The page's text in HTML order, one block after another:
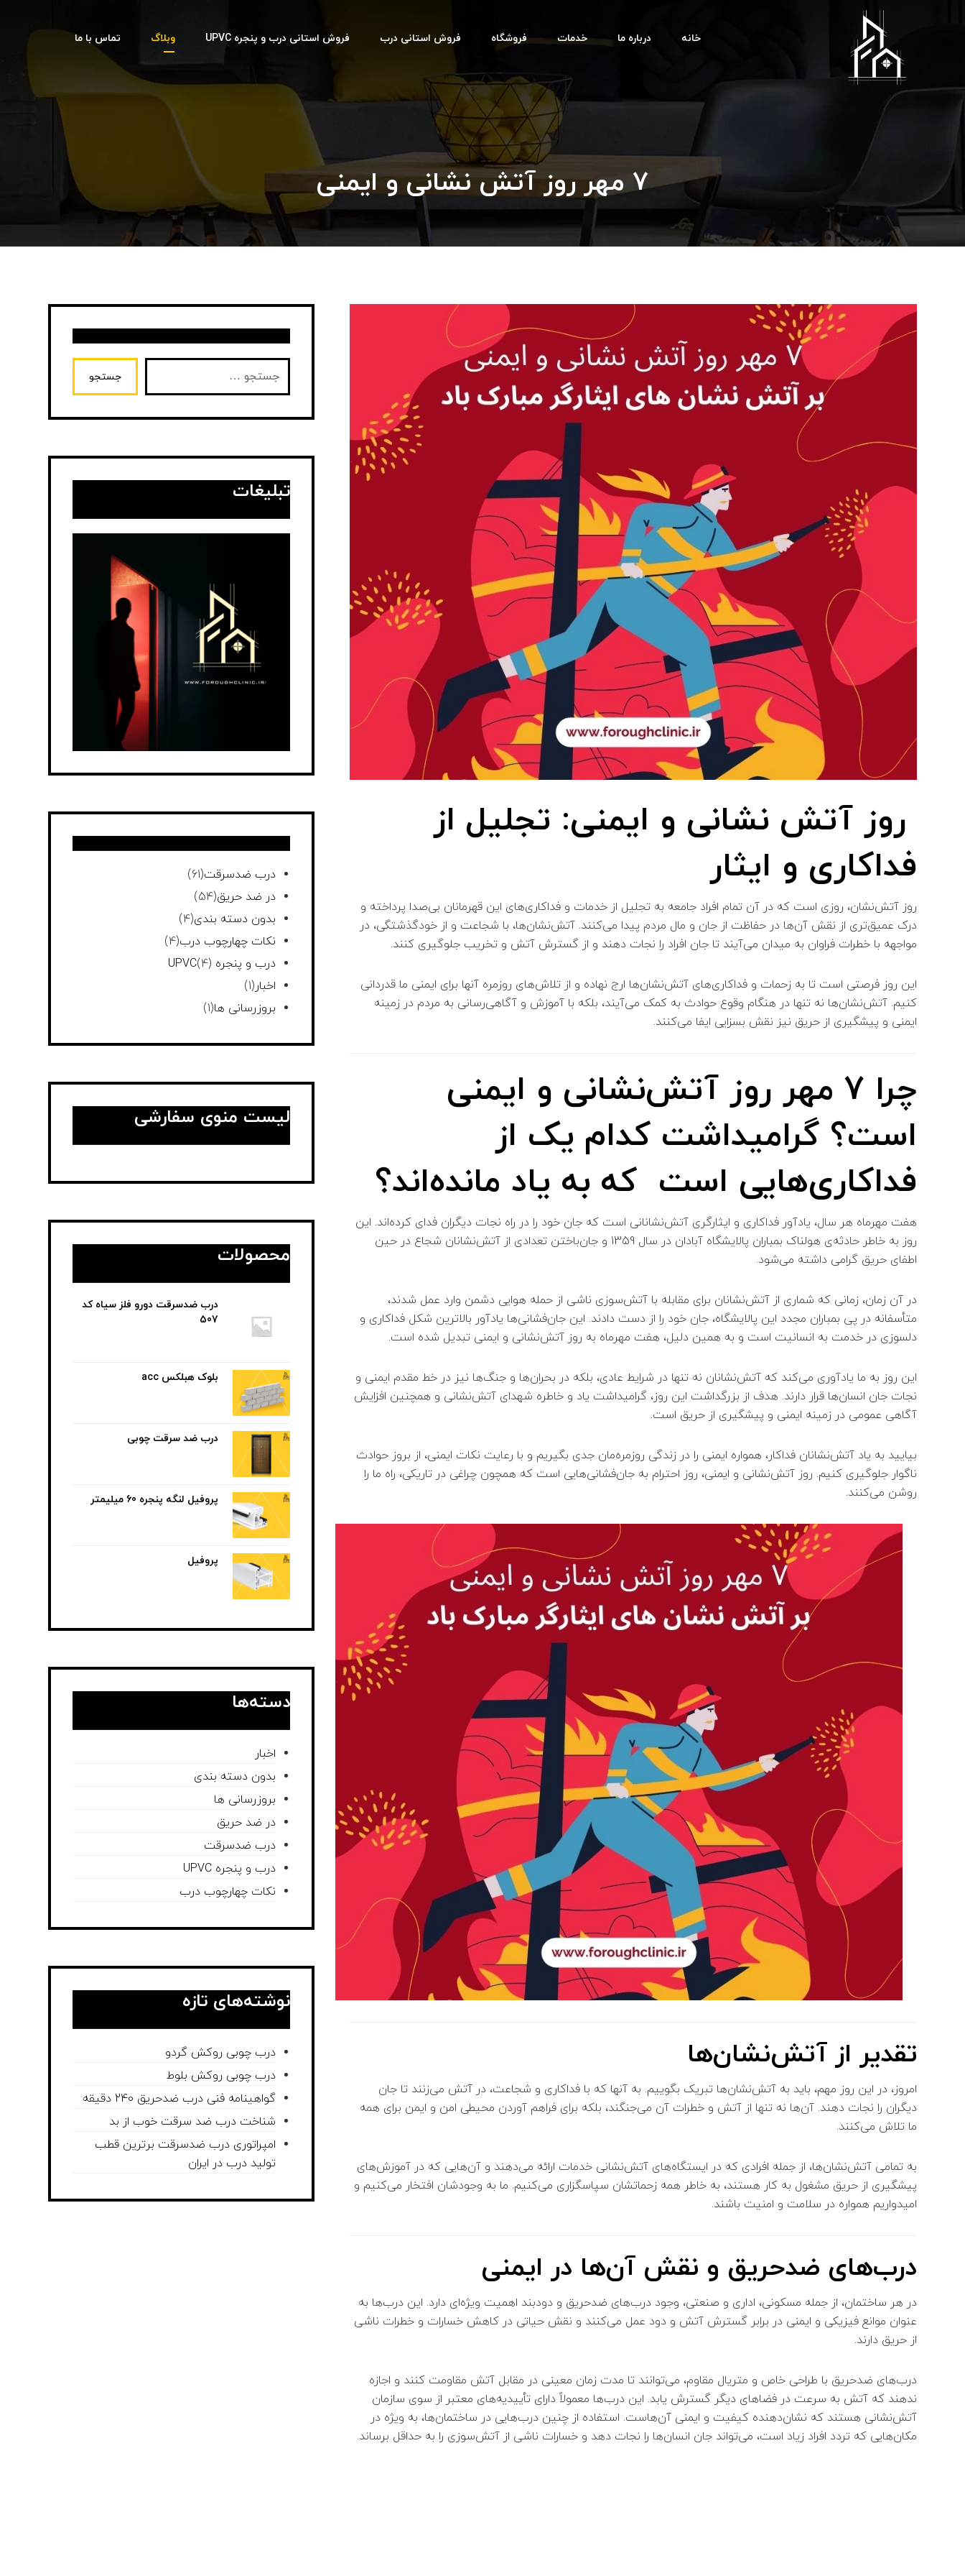
خانه درباره ما خدمات فروشگاه فروش استانی درب فروش استانی درب و پنجره UPVC وبلاگ تماس با ما
۷ مهر روز آتش نشانی و ایمنی
روز آتش نشانی و ایمنی: تجلیل از
فداکاری و ایثار
روز آتش‌نشان، روزی است که در آن تمام افراد جامعه به تجلیل از خدمات و فداکاری‌های این قهرمانان بی‌صدا پرداخته و
درک عمیق‌تری از نقش آن‌ها در حفاظت از جان و مال مردم پیدا می‌کنند. آتش‌نشان‌ها، با شجاعت و از خودگذشتگی، در
مواجهه با خطرات فراوان به میدان می‌آیند تا جان افراد را نجات دهند و از گسترش آتش و تخریب جلوگیری کنند.
این روز فرصتی است تا به زحمات و فداکاری‌های آتش‌نشان‌ها ارج نهاده و از تلاش‌های روزمره آنها برای ایمنی ما قدردانی
کنیم. آتش‌نشان‌ها نه تنها در هنگام وقوع حوادث به کمک می‌آیند، بلکه با آموزش و آگاهی‌رسانی به مردم در زمینه
ایمنی و پیشگیری از حریق نیز نقش بسزایی ایفا می‌کنند.
چرا 7 مهر روز آتش‌نشانی و ایمنی
است؟ گرامیداشت کدام یک از
فداکاری‌هایی است که به یاد مانده‌اند؟
هفت مهرماه هر سال، یادآور فداکاری و ایثارگری آتش‌نشانانی است که جان خود را در راه نجات دیگران فدای کرده‌اند. این
روز به خاطر حادثه‌ی هولناک بمباران پالایشگاه آبادان در سال 1359 و جان‌باختن تعدادی از آتش‌نشانان شجاع در حین
اطفای حریق گرامی داشته می‌شود.
در آن زمان، زمانی که شماری از آتش‌نشانان برای مقابله با آتش‌سوزی ناشی از حمله هوایی دشمن وارد عمل شدند،
متأسفانه در پی بمباران مجدد این پالایشگاه، جان خود را از دست دادند. این جان‌فشانی‌ها یادآور بالاترین شکل فداکاری و
دلسوزی در خدمت به انسانیت است و به همین دلیل، هفت مهرماه به روز آتش‌نشانی و ایمنی تبدیل شده است.
این روز به ما یادآوری می‌کند که آتش‌نشانان نه تنها در شرایط عادی، بلکه در بحران‌ها و جنگ‌ها نیز در خط مقدم ایمنی و
نجات جان انسان‌ها قرار دارند. هدف از بزرگداشت این روز، گرامیداشت یاد و خاطره شهدای آتش‌نشانی و همچنین افزایش
آگاهی عمومی در زمینه ایمنی و پیشگیری از حریق است.
بیایید به یاد آتش‌نشانان فداکار، همواره ایمنی را در زندگی روزمره‌مان جدی بگیریم و با رعایت نکات ایمنی، از بروز حوادث
ناگوار جلوگیری کنیم. روز آتش‌نشانی و ایمنی، روز احترام به جان‌فشانی‌هایی است که همچون چراغی در تاریکی، راه ما را
روشن می‌کنند.
تقدیر از آتش‌نشان‌ها
امروز، در این روز مهم، باید به آتش‌نشان‌ها تبریک بگوییم. به آنها که با فداکاری و شجاعت، در آتش می‌زنند تا جان
دیگران را نجات دهند. آن‌ها نه تنها از آتش و خطرات آن می‌جنگند، بلکه برای فراهم آوردن محیطی امن و ایمن برای همه
ما تلاش می‌کنند.
به تمامی آتش‌نشان‌ها، از جمله افرادی که در ایستگاه‌های آتش‌نشانی خدمات ارائه می‌دهند و آن‌هایی که در آموزش‌های
پیشگیری از حریق مشغول به کار هستند، به خاطر همه زحماتشان سپاسگزاری می‌کنیم. ما به وجودشان افتخار می‌کنیم و
امیدواریم همواره در سلامت و امنیت باشند.
درب‌های ضدحریق و نقش آن‌ها در ایمنی
در هر ساختمان، از جمله مسکونی، اداری و صنعتی، وجود درب‌های ضدحریق و دودبند اهمیت ویژه‌ای دارد. این درب‌ها به
عنوان موانع فیزیکی و ایمنی در برابر گسترش آتش و دود عمل می‌کنند و نقش حیاتی در کاهش خسارات و خطرات ناشی
از حریق دارند.
درب‌های ضدحریق با طراحی خاص و متریال مقاوم، می‌توانند تا مدت زمان معینی در مقابل آتش مقاومت کنند و اجازه
ندهند که آتش به سرعت در فضاهای دیگر گسترش یابد. این درب‌ها معمولاً دارای تأییدیه‌های معتبر از سوی سازمان
آتش‌نشانی هستند که نشان‌دهنده کیفیت و ایمنی آن‌هاست. استفاده از چنین درب‌هایی در ساختمان‌ها، به ویژه در
مکان‌هایی که تردد افراد زیاد است، می‌تواند جان انسان‌ها را نجات دهد و خسارات ناشی از آتش‌سوزی را به حداقل برساند.
جستجو
تبلیغات
درب ضدسرقت(61)
در ضد حریق(54)
بدون دسته بندی(4)
نکات چهارچوب درب(4)
درب و پنجره UPVC (4)
اخبار(1)
بروزرسانی ها(1)
لیست منوی سفارشی
محصولات
درب ضدسرقت دورو فلز سیاه کد
507
بلوک هبلکس acc
درب ضد سرقت چوبی
پروفیل لنگه پنجره 60 میلیمتر
پروفیل
دسته‌ها
اخبار
بدون دسته بندی
بروزرسانی ها
در ضد حریق
درب ضدسرقت
درب و پنجره UPVC
نکات چهارچوب درب
نوشته‌های تازه
درب چوبی روکش گردو
درب چوبی روکش بلوط
گواهینامه فنی درب ضدحریق 240 دقیقه
شناخت درب ضد سرقت خوب از بد
امپراتوری درب ضدسرقت برترین قطب
تولید درب در ایران